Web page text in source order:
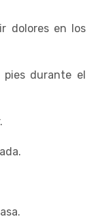
dolores en los
pies durante el